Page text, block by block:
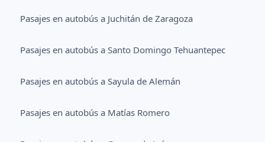
Pasajes en autobús a Juchitán de Zaragoza
Pasajes en autobús a Santo Domingo Tehuantepec
Pasajes en autobús a Sayula de Alemán
Pasajes en autobús a Matías Romero